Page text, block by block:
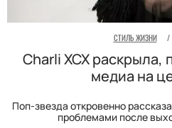
СТИЛЬ ЖИЗНИ /
Charli XCX раскрыла,
медиа на
Поп-звезда откровенно
проблемами после